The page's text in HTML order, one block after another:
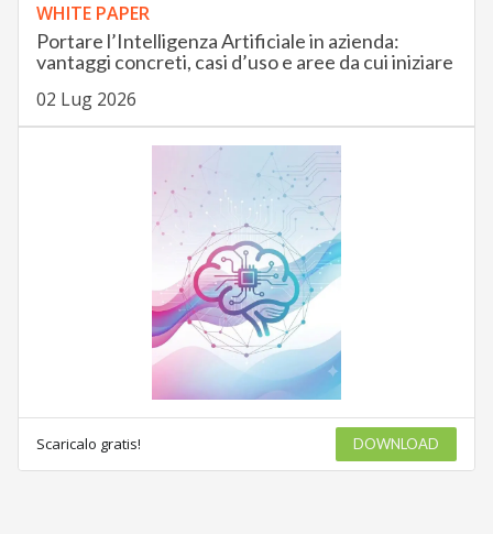
WHITE PAPER
Portare l’Intelligenza Artificiale in azienda:
vantaggi concreti, casi d’uso e aree da cui iniziare
02 Lug 2026
Scaricalo gratis! DOWNLOAD